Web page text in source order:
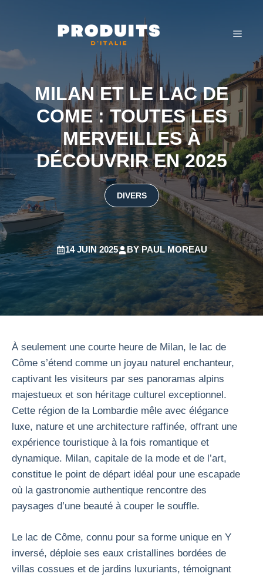
MILAN ET LE LAC DE
COME : TOUTES LES
MERVEILLES À
DÉCOUVRIR EN 2025
DIVERS
14 JUIN 2025 BYPAUL MOREAU
À seulement une courte heure de Milan, le lac de
Côme s’étend comme un joyau naturel enchanteur,
captivant les visiteurs par ses panoramas alpins
majestueux et son héritage culturel exceptionnel.
Cette région de la Lombardie mêle avec élégance
luxe, nature et une architecture raffinée, offrant une
expérience touristique à la fois romantique et
dynamique. Milan, capitale de la mode et de l’art,
constitue le point de départ idéal pour une escapade
où la gastronomie authentique rencontre des
paysages d’une beauté à couper le souffle.
Le lac de Côme, connu pour sa forme unique en Y
inversé, déploie ses eaux cristallines bordées de
villas cossues et de jardins luxuriants, témoignant